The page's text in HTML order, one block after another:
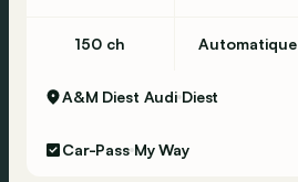
150 ch Automatique
A&M Diest Audi Diest
Car-Pass My Way